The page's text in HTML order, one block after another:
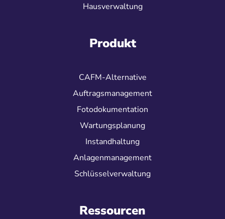
Hausverwaltung
Produkt
CAFM-Alternative
Auftragsmanagement
Fotodokumentation
Wartungsplanung
Instandhaltung
Anlagenmanagement
Schlüsselverwaltung
Ressourcen